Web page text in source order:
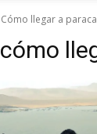
Cómo llegar a
cómo